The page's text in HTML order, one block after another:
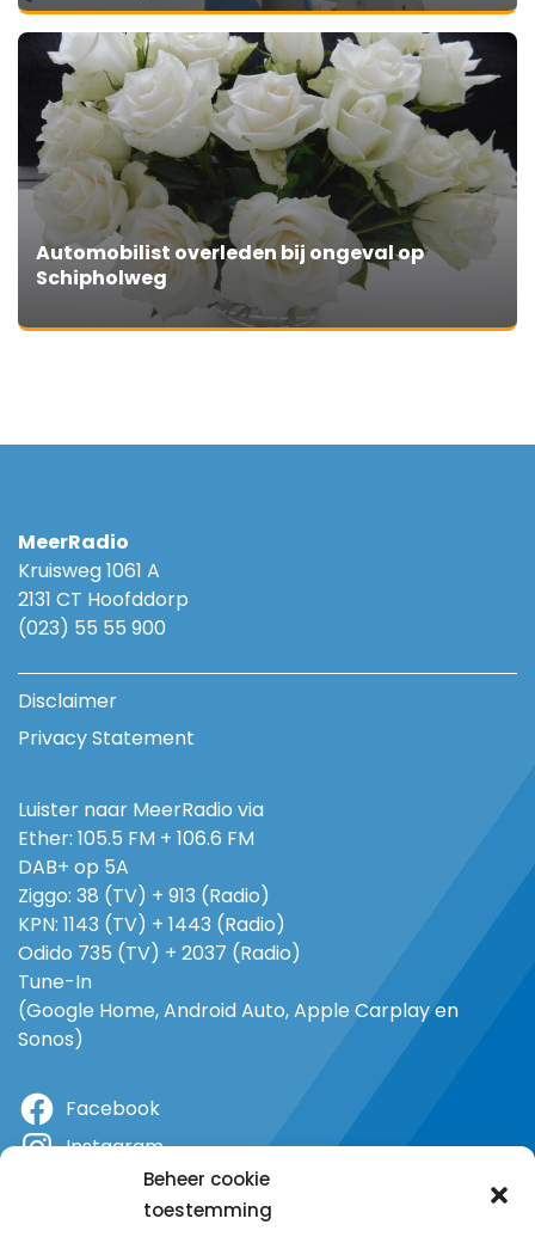
Beheer cookie
toestemming
Automobilist overleden bij ongeval op
Schipholweg
MeerRadio
Kruisweg 1061 A
2131 CT Hoofddorp
(023) 55 55 900
Disclaimer
Privacy Statement
Luister naar MeerRadio via
Ether: 105.5 FM + 106.6 FM
DAB+ op 5A
Ziggo: 38 (TV) + 913 (Radio)
KPN: 1143 (TV) + 1443 (Radio)
Odido 735 (TV) + 2037 (Radio)
Tune-In
(Google Home, Android Auto, Apple Carplay en
Sonos)
Facebook
Instagram
YouTube